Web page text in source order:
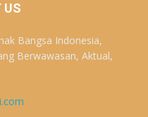
US
Bangsa Indonesia,
Berwawasan, Aktual,